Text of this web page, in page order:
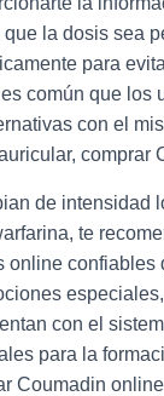
la dosis sea
para
común que los
con el
comprar
de intensidad
te
online confiables
con el
para la
Coumadin